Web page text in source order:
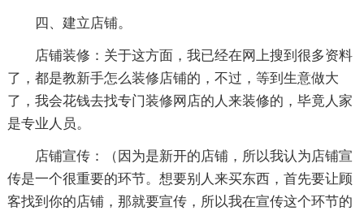
四、建立店铺。
店铺装修：关于这方面，我已经在网上搜到很多资料
了，都是教新手怎么装修店铺的，不过，等到生意做大
了，我会花钱去找专门装修网店的人来装修的，毕竟人家
是专业人员。
店铺宣传：（因为是新开的店铺，所以我认为店铺宣
传是一个很重要的环节。想要别人来买东西，首先要让顾
客找到你的店铺，那就要宣传，所以我在宣传这个环节的